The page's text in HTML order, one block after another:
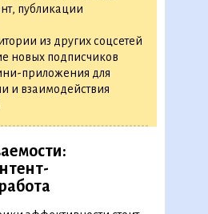
публикации
из других соцсетей
новых подписчиков
приложения для
и взаимодействия
аудитории
в маркетинге
нейросети в работе
хороший промт для